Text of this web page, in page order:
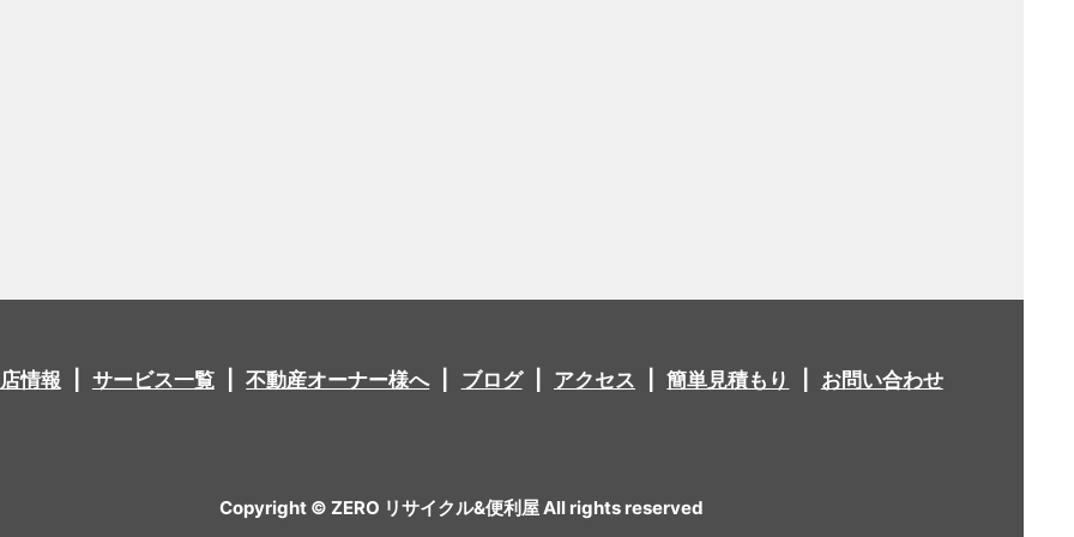
情報 サービス一覧 不動産オーナー様へ ブログ アクセス 簡単見積もり お問い合わせ
Copyright © ZERO リサイクル&便利屋 All rights reserved